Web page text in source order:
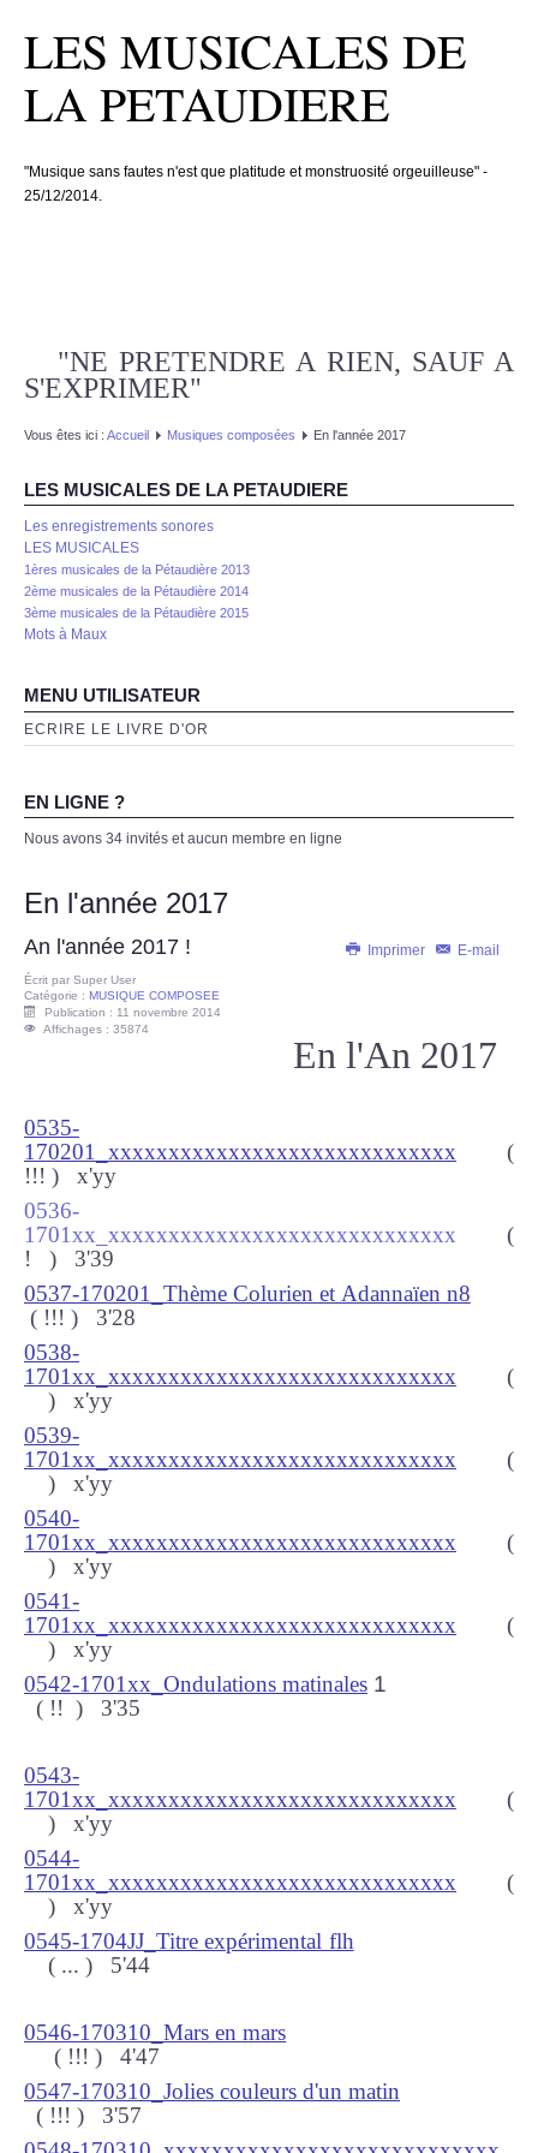
LES MUSICALES DE
LA PETAUDIERE
"Musique sans fautes n'est que platitude et monstruosité orgeuilleuse" -
25/12/2014.
"NE PRETENDRE A RIEN, SAUF A
S'EXPRIMER"
Vous êtes ici : Accueil Musiques composées En l'année 2017
LES MUSICALES DE LA PETAUDIERE
Les enregistrements sonores
LES MUSICALES
1ères musicales de la Pétaudière 2013
2ème musicales de la Pétaudière 2014
3ème musicales de la Pétaudière 2015
Mots à Maux
MENU UTILISATEUR
ECRIRE LE LIVRE D'OR
EN LIGNE ?
Nous avons 34 invités et aucun membre en ligne
En l'année 2017
Imprimer E-mail
An l'année 2017 !
Écrit par Super User
Catégorie : MUSIQUE COMPOSEE
Publication : 11 novembre 2014
Affichages : 35874
En l'An 2017
0535-
170201_xxxxxxxxxxxxxxxxxxxxxxxxxxxxx
(
!!! ) x'yy
0536-
1701xx_xxxxxxxxxxxxxxxxxxxxxxxxxxxxx
(
! ) 3'39
0537-170201_Thème Colurien et Adannaïen n8
( !!! ) 3'28
0538-
1701xx_xxxxxxxxxxxxxxxxxxxxxxxxxxxxx
(
) x'yy
0539-
1701xx_xxxxxxxxxxxxxxxxxxxxxxxxxxxxx
(
) x'yy
0540-
1701xx_xxxxxxxxxxxxxxxxxxxxxxxxxxxxx
(
) x'yy
0541-
1701xx_xxxxxxxxxxxxxxxxxxxxxxxxxxxxx
(
) x'yy
0542-1701xx_Ondulations matinales 1
( !! ) 3'35
0543-
1701xx_xxxxxxxxxxxxxxxxxxxxxxxxxxxxx
(
) x'yy
0544-
1701xx_xxxxxxxxxxxxxxxxxxxxxxxxxxxxx
(
) x'yy
0545-1704JJ_Titre expérimental flh
( ... ) 5'44
0546-170310_Mars en mars
( !!! ) 4'47
0547-170310_Jolies couleurs d'un matin
( !!! ) 3'57